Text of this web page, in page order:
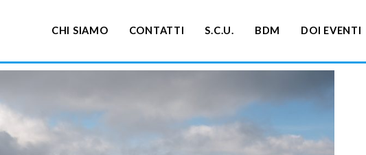
CHI SIAMO CONTATTI S.C.U. BDM DOI EVENTI